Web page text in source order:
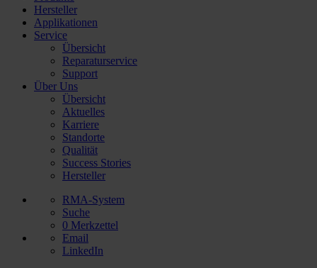
Hersteller
Applikationen
Service
Übersicht
Reparaturservice
Support
Über Uns
Übersicht
Aktuelles
Karriere
Standorte
Qualität
Success Stories
Hersteller
RMA-System
Suche
0 Merkzettel
Email
LinkedIn